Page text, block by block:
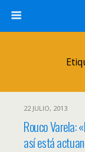
22 JULIO, 2013
Rouco Varela:
así está